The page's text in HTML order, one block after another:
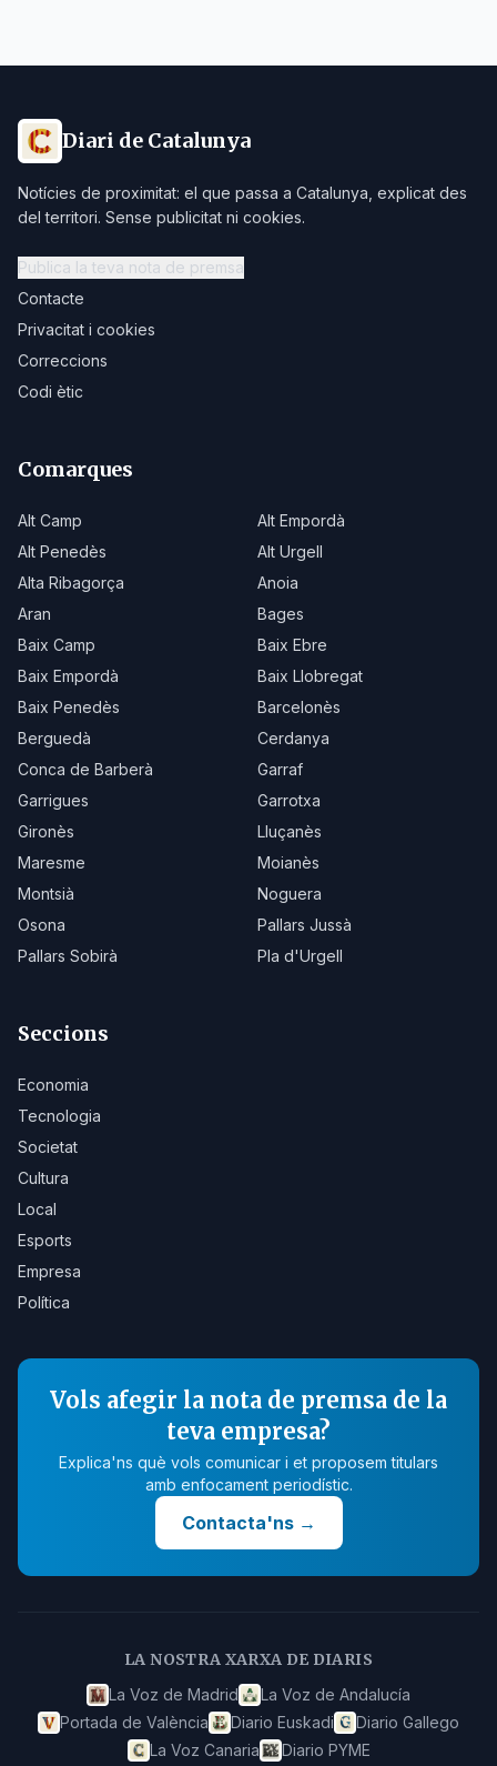
Diari de Catalunya
Notícies de proximitat: el que passa a Catalunya, explicat des
del territori. Sense publicitat ni cookies.
Publica la teva nota de premsa
Contacte
Privacitat i cookies
Correccions
Codi ètic
Comarques
Alt Camp
Alt Empordà
Alt Penedès
Alt Urgell
Alta Ribagorça
Anoia
Aran
Bages
Baix Camp
Baix Ebre
Baix Empordà
Baix Llobregat
Baix Penedès
Barcelonès
Berguedà
Cerdanya
Conca de Barberà
Garraf
Garrigues
Garrotxa
Gironès
Lluçanès
Maresme
Moianès
Montsià
Noguera
Osona
Pallars Jussà
Pallars Sobirà
Pla d'Urgell
Seccions
Economia
Tecnologia
Societat
Cultura
Local
Esports
Empresa
Política
Vols afegir la nota de premsa de la
teva empresa?
Explica'ns què vols comunicar i et proposem titulars
amb enfocament periodístic.
Contacta'ns→
LA NOSTRA XARXA DE DIARIS
La Voz de Madrid
La Voz de Andalucía
Portada de València
Diario Euskadi
Diario Gallego
La Voz Canaria
Diario PYME